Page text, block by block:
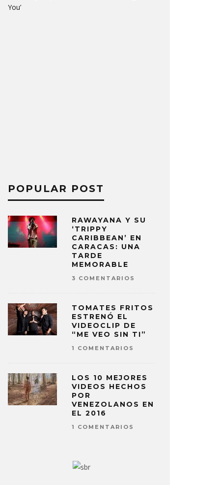
You’
POPULAR POST
RAWAYANA Y SU
‘TRIPPY
CARIBBEAN’ EN
CARACAS: UNA
TARDE
MEMORABLE
3 COMENTARIOS
TOMATES FRITOS
ESTRENÓ EL
VIDEOCLIP DE
“ME VEO SIN TI”
1 COMENTARIOS
LOS 10 MEJORES
VIDEOS HECHOS
POR
VENEZOLANOS EN
EL 2016
1 COMENTARIOS